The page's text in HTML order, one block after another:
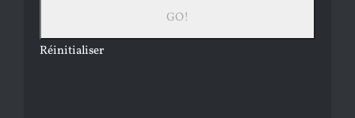
Réinitialiser